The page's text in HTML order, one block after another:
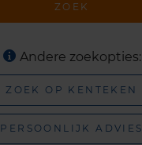
ZOEK
Andere zoekopties:
ZOEK OP KENTEKEN
PERSOONLIJK ADVIES